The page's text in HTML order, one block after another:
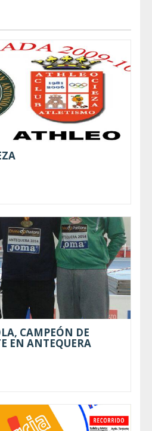
CAMPEÓN DE
EN ANTEQUERA